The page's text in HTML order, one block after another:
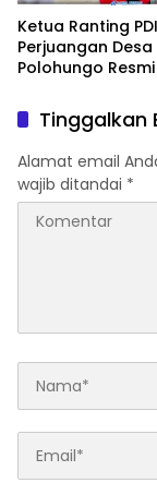
Ketua Ranting PDI
Perjuangan Desa
Polohungo
Tinggalkan
Alamat email
wajib ditandai *